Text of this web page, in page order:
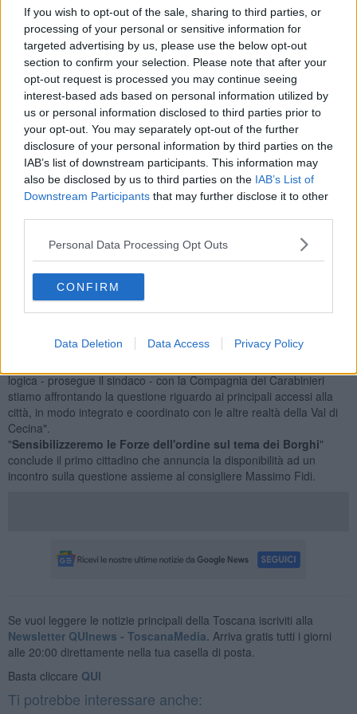
If you wish to opt-out of the sale, sharing to third parties, or
processing of your personal or sensitive information for
targeted advertising by us, please use the below opt-out
section to confirm your selection. Please note that after your
opt-out request is processed you may continue seeing
interest-based ads based on personal information utilized by
us or personal information disclosed to third parties prior to
your opt-out. You may separately opt-out of the further
disclosure of your personal information by third parties on the
IAB’s list of downstream participants. This information may
also be disclosed by us to third parties on the IAB’s List of
Downstream Participants that may further disclose it to other
Personal Data Processing Opt Outs
CONFIRM
Data Deletion Data Access Privacy Policy
a 4 volte in un anno, denunce fatte ma non serve a niente
sempre opportuno sporgere denuncia alle forze dell'ordine in questi
casi, magli abitanti segnalano una situazione di disagio che
dura da tempo e chiedono l'intervento di istituzioni e forze
dell'ordineper risolvere il problema una volta per tutte
ed individuare i responsabili.
Alcuni cittadini del quartiere annunciano di voler organizzare "per
rispetto di tutte le persone danneggiate",una raccolta di firme
"per chiedere all'amministrazione di intervenire". Ilcircolo Arci San
Giusto disponibile come punto di raccolta delle firme e sede di un
incontro tra i cittadini e l'amministrazione comunale.
Iniziative, insomma, per attivare le autorità competenti,
chiedere maggiore illuminazione e controlli e lavideosorveglianza
pubblica con l'istallazione di telecamere nei punti sensibili.
L'amministrazione comunale risponde e si rende disponibile ad un
incontro. "La questione, che mi giunge attraverso questa
disponibilità da subito ad incontrare una delegazione - scrive il
sindacoMarco Busellisu facebook in risposta ai cittadini del
quartiere -se parliamo però di sistemi di videosorveglianza,
volte e i cui cittadini sono esasperati". "È chiaro che non
logica - prosegue il sindaco - con la Compagnia dei Carabinieri
stiamo affrontando la questione riguardo ai principali accessi alla
città, in modo integrato e coordinato con le altre realtà della Val di
Cecina".
"Sensibilizzeremo le Forze dell'ordine sul tema dei Borghi"
conclude il primo cittadino che annuncia la disponibilità ad un
incontro sulla questione assieme al consigliere Massimo Fidi.
Se vuoi leggere le notizie principali della Toscana iscriviti alla
Newsletter QUInews - ToscanaMedia. Arriva gratis tutti i giorni
alle 20:00 direttamente nella tua casella di posta.
Basta cliccare QUI
Ti potrebbe interessare anche: